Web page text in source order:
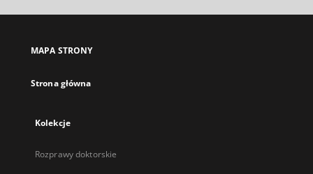
MAPA STRONY
Strona główna
Kolekcje
Rozprawy doktorskie